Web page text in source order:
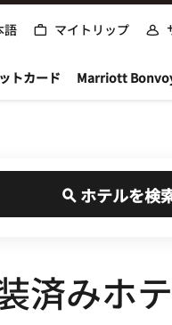
語 マイトリップ
トカード Marriott
ホテルを検
済みホ